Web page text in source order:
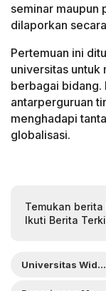
seminar maupun
dilaporkan
Pertemuan ini
universitas untuk
berbagai bidang.
antarperguruan
menghadapi
globalisasi.
Temukan
Ikuti Berita
Universitas Widya Mataram